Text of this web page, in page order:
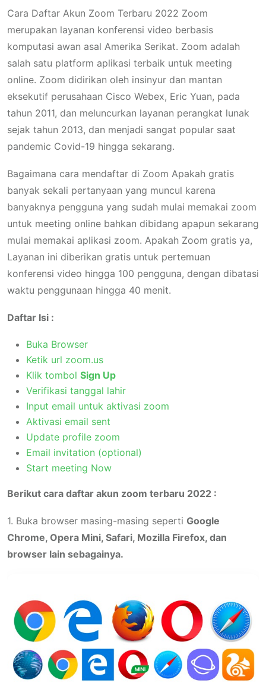
Cara Daftar Akun Zoom Terbaru 2022 Zoom
merupakan layanan konferensi video berbasis
komputasi awan asal Amerika Serikat. Zoom adalah
salah satu platform aplikasi terbaik untuk meeting
online. Zoom didirikan oleh insinyur dan mantan
eksekutif perusahaan Cisco Webex, Eric Yuan, pada
tahun 2011, dan meluncurkan layanan perangkat lunak
sejak tahun 2013, dan menjadi sangat popular saat
pandemic Covid-19 hingga sekarang.
Bagaimana cara mendaftar di Zoom Apakah gratis
banyak sekali pertanyaan yang muncul karena
banyaknya pengguna yang sudah mulai memakai zoom
untuk meeting online bahkan dibidang apapun sekarang
mulai memakai aplikasi zoom. Apakah Zoom gratis ya,
Layanan ini diberikan gratis untuk pertemuan
konferensi video hingga 100 pengguna, dengan dibatasi
waktu penggunaan hingga 40 menit.
Daftar Isi :
Buka Browser
Ketik url zoom.us
Klik tombol Sign Up
Verifikasi tanggal lahir
Input email untuk aktivasi zoom
Aktivasi email sent
Update profile zoom
Email invitation (optional)
Start meeting Now
Berikut cara daftar akun zoom terbaru 2022 :
1. Buka browser masing-masing seperti Google
Chrome, Opera Mini, Safari, Mozilla Firefox, dan
browser lain sebagainya.